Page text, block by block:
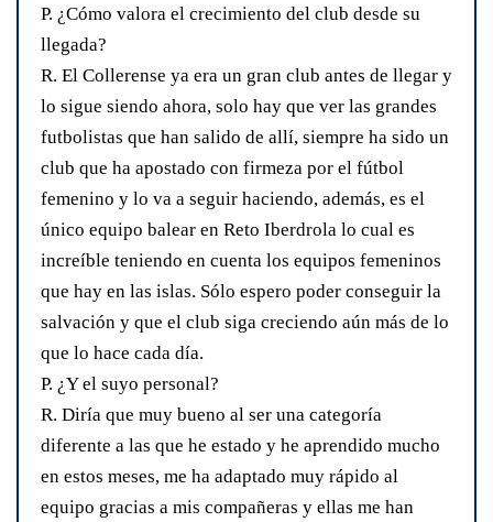
P. ¿Cómo valora el crecimiento del club desde su
llegada?
R. El Collerense ya era un gran club antes de llegar y
lo sigue siendo ahora, solo hay que ver las grandes
futbolistas que han salido de allí, siempre ha sido un
club que ha apostado con firmeza por el fútbol
femenino y lo va a seguir haciendo, además, es el
único equipo balear en Reto Iberdrola lo cual es
increíble teniendo en cuenta los equipos femeninos
que hay en las islas. Sólo espero poder conseguir la
salvación y que el club siga creciendo aún más de lo
que lo hace cada día.
P. ¿Y el suyo personal?
R. Diría que muy bueno al ser una categoría
diferente a las que he estado y he aprendido mucho
en estos meses, me ha adaptado muy rápido al
equipo gracias a mis compañeras y ellas me han